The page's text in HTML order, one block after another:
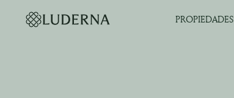
PROPIEDADES